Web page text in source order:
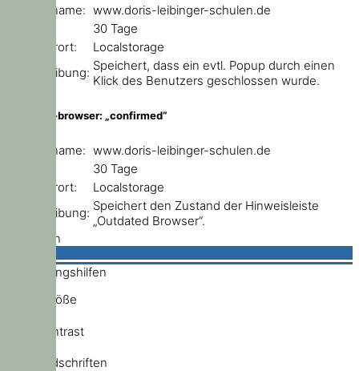
Domainname: www.doris-leibinger-schulen.de
30 Tage
Speicherort:
Localstorage
Beschreibung: Speichert, dass ein evtl. Popup durch einen
Klick des Benutzers geschlossen wurde.
outdated-browser: „confirmed“
Domainname: www.doris-leibinger-schulen.de
30 Tage
Speicherort:
Localstorage
Beschreibung: Speichert den Zustand der Hinweisleiste
„Outdated Browser“.
Schließen
Bedienungshilfen
Schriftgröße
Hochkontrast
Standardschriften